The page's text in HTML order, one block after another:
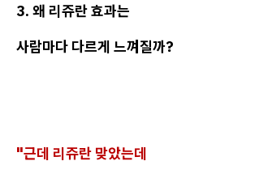
3. 왜 리쥬란 효과는
사람마다 다르게 느껴질까?
"근데 리쥬란 맞았는데